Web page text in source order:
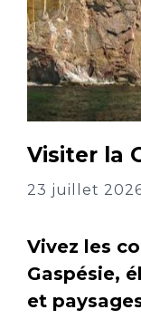
Visiter la
23 juillet
Vivez les
Gaspésie,
et